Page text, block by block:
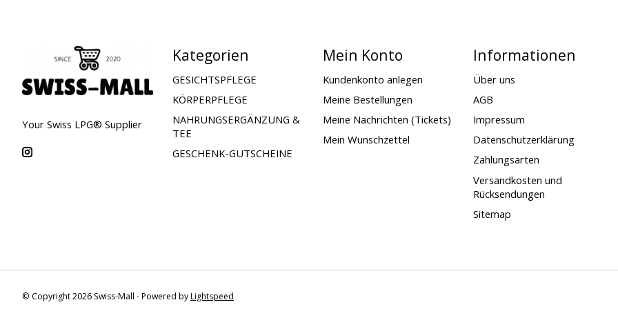
Your Swiss LPG® Supplier
Kategorien
GESICHTSPFLEGE
KÖRPERPFLEGE
NAHRUNGSERGÄNZUNG &
TEE
GESCHENK-GUTSCHEINE
Mein Konto
Kundenkonto anlegen
Meine Bestellungen
Meine Nachrichten (Tickets)
Mein Wunschzettel
Informationen
Über uns
AGB
Impressum
Datenschutzerklärung
Zahlungsarten
Versandkosten und
Rücksendungen
Sitemap
© Copyright 2026 Swiss-Mall - Powered byLightspeed